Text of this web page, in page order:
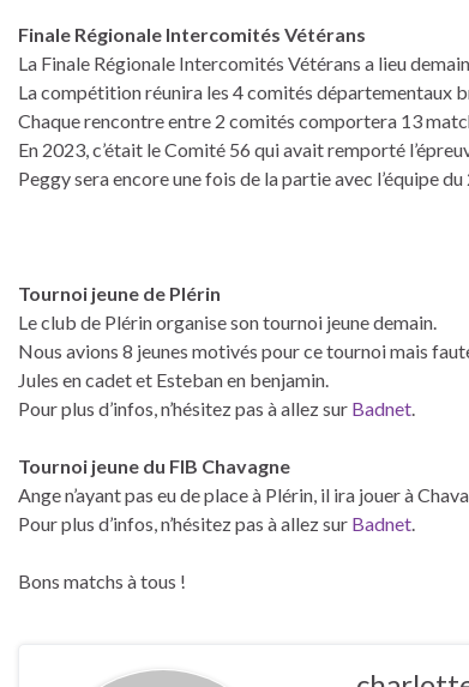
Finale Régionale Intercomités Vétérans
La Finale Régionale Intercomités Vétérans a lieu
La compétition réunira les 4 comités départementaux
Chaque rencontre entre 2 comités comportera 13
En 2023, c’était le Comité 56 qui avait remporté
Peggy sera encore une fois de la partie avec l’équipe du
Tournoi jeune de Plérin
Le club de Plérin organise son tournoi jeune demain.
Nous avions 8 jeunes motivés pour ce tournoi mais
Jules en cadet et Esteban en benjamin.
Pour plus d’infos, n’hésitez pas à allez sur Badnet.
Tournoi jeune du FIB Chavagne
Ange n’ayant pas eu de place à Plérin, il ira jouer à
Pour plus d’infos, n’hésitez pas à allez sur Badnet.
Bons matchs à tous !